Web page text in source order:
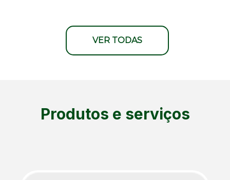
VER TODAS
Produtos e serviços